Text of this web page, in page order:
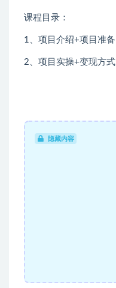
课程目录：
1、项目介绍+项目准备
2、项目实操+变现方式
隐藏内容